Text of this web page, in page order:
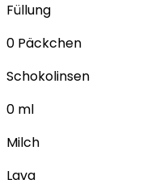
Füllung
0 Päckchen
Schokolinsen
0 ml
Milch
Lava